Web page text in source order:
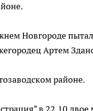
Новгороде
Артем
районе.